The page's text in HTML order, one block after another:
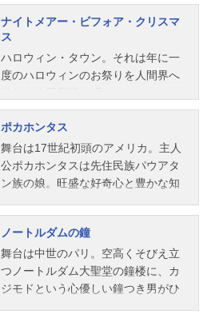
は配信サービス公式サイトをご確認
ください。DMMTV月額550円（税
込）で新作アニメから懐かしの名作
まで見放題の「DMMTV」。マルチデ
バイス対応で、...
レメンツ製作：ハワード・アシュマ
ン、ジョン・マスカー原作：ハン
ス・クリスチャン・アンデルセンア
ニメーター：マーク・ヘン、グレ
ン・キーン、ダンカン・マージョリ
リアス・デジャ、マシュー・オキャ
ラハン視覚特殊効果：マーク・ディ
ンダル音楽：アラン・メンケン作
詞・作曲：ハワード・アシュマン、
アラン・...
と5つの新曲。クリスマスを舞台に繰
り広げられる、ベルとビーストのロ
マンティックな関係を描き、「思い
やり」と「希望を持ち続けること」
の大切さに気づかせてくれる心あた
と野獣放送形態劇場版アニメシリー
ズディズニー映画スケジュール1992
年9月23日（水）キャストベル：伊東
恵里（伊東えり）野獣：山寺宏一モ
ーリス：あずさ欣平ガストン：松本
ール：江原正士（声）／若江準威知
（歌）ポット夫人：福田公子（声）
／ポプラ（歌）チップ：山口淳史
ル・フウ：中丸新将スタッフ製作：
ド...
との恋を実らせるには、恐れずにあ
りのままの自分でなければなりませ
ん。この願いだけは、ジーニーにも
かなえられないのです。作品名アラ
ジン放送形態劇場版アニメスケジュ
ラジン：三木眞一郎（声）、石井一
孝（歌）ジャスミン：麻生かほ里ア
ブー：フランク・ウェルカーサルタ
ン：あずさ欣平イアーゴ：神谷明ジ
ーニー：山寺宏一ジャファー：宝田
スカー、ロン・クレメンツ脚本：ジ
ョン・マスカー、ロン・クレメン
ツ、テッド・エリオット、テリー・
ロッシオオリジナル作曲：アラン・
メンケンプロダクション・デザイ
ること、歴代の王たちが空の星から
見守ってくれていることを語り聞か
せます。ところが王の座を狙うムフ
ァサの弟スカーの罠で、シンバは王
国を追放されてしまいます。しかし
励まされ、やがて成長し自分の使命
に目覚めていくシンバ。そして、つ
いにスカーとの対決を迎えるのでし
た。作品名ライオン・キング放送形
態劇場版アニメスケジュール1994年
和田伸也シンバ（子供時代）：中崎
達也シンバ（大人）：宮本充ナラ
（子供時代）：山本純子ナラ（大
人）：華村りこスカー：壤晴彦ティ
モン：三ツ矢雄二プンバァ：小林ア
ナイトメアー・ビフォア・クリスマ
ス
ハロウィン・タウン。それは年に一
度のハロウィンのお祭りを人間界へ
町の人気者“カボチャ王”ことジャック
は、毎年同じように繰り返されるハ
ロウィンの準備にうんざりしてい
た。ある日、ジャックは森の中で奇
妙な扉を見つける。そのひとつを開
ウンとはまったく別の、陽気で明る
いクリスマス・タウンだった。一面
の銀世界にピカピカ光るライト、心
はずむケーキやツリー、そして優し
い人たち。たちまち、その初めての
ポカホンタス
舞台は17世紀初頭のアメリカ。主人
公ポカホンタスは先住民族パウアタ
ン族の娘。旺盛な好奇心と豊かな知
のアライグマのミーコとハチドリの
フリットをお供に豊かな大自然の中
を自由に駆け回っています。そんな
彼女の前に現われたのはイギリス人
探検家のジョン・スミス。新大陸征
ノートルダムの鐘
舞台は中世のパリ。空高くそびえ立
つノートルダム大聖堂の鐘楼に、カ
ジモドという心優しい鐘つき男がひ